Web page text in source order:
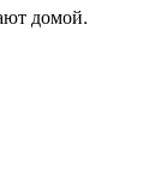
домой.